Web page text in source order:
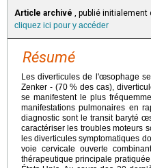
Article archivé , publié initialement
cliquez ici pour y accéder
Résumé
Les diverticules de l'œsophage
Zenker - (70 % des cas),
se manifestent le plus
manifestations pulmonaires en
diagnostic sont le transit baryté
caractériser les troubles moteurs
les diverticules symptomatiques
voie cervicale ouverte
thérapeutique principale